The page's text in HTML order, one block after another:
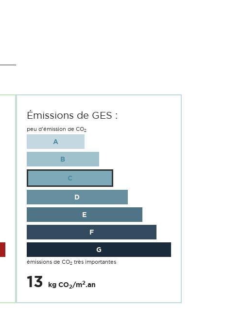
Émissions de GES :
peu d'émission de CO2
A
B
C
D
E
F
G
émissions de CO2 très importantes
13 kg CO2/m2.an